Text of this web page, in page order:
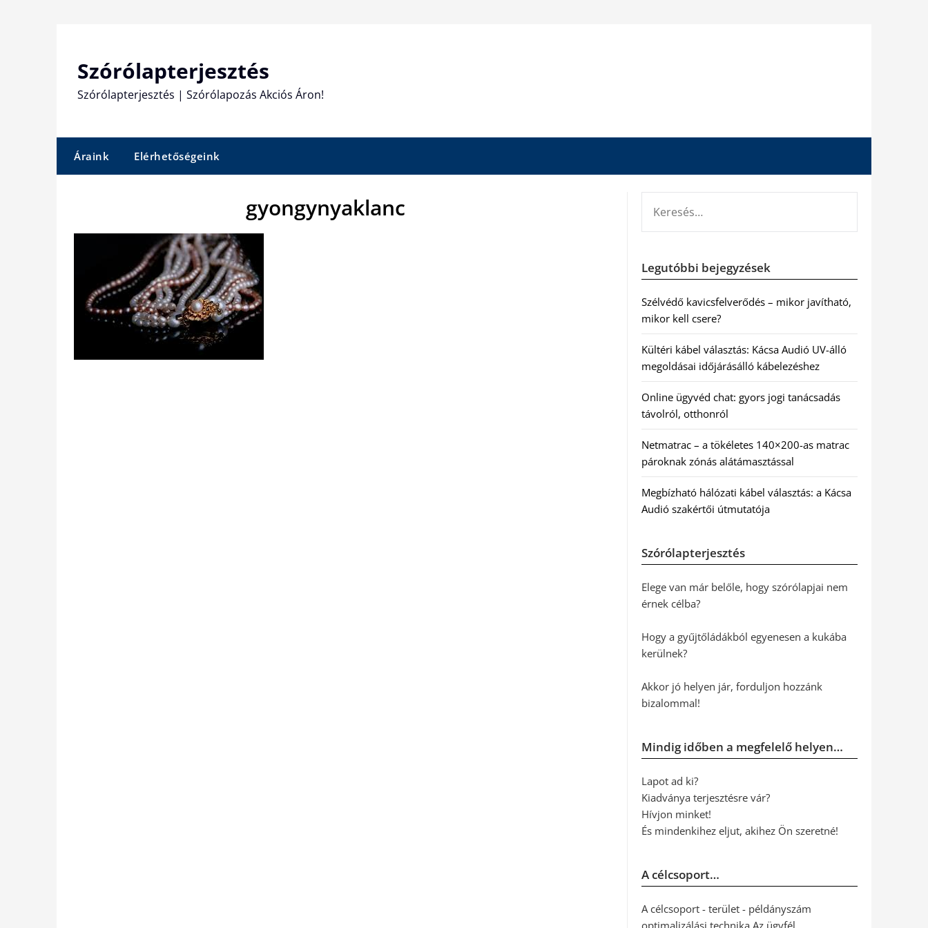
Szórólapterjesztés
Szórólapterjesztés | Szórólapozás Akciós Áron!
Áraink Elérhetőségeink
gyongynyaklanc
Legutóbbi bejegyzések
Szélvédő kavicsfelverődés – mikor javítható,
mikor kell csere?
Kültéri kábel választás: Kácsa Audió UV-álló
megoldásai időjárásálló kábelezéshez
Online ügyvéd chat: gyors jogi tanácsadás
távolról, otthonról
Netmatrac – a tökéletes 140×200-as matrac
pároknak zónás alátámasztással
Megbízható hálózati kábel választás: a Kácsa
Audió szakértői útmutatója
Szórólapterjesztés
Elege van már belőle, hogy szórólapjai nem
érnek célba?
Hogy a gyűjtőládákból egyenesen a kukába
kerülnek?
Akkor jó helyen jár, forduljon hozzánk
bizalommal!
Mindig időben a megfelelő helyen…
Lapot ad ki?
Kiadványa terjesztésre vár?
Hívjon minket!
És mindenkihez eljut, akihez Ön szeretné!
A célcsoport…
A célcsoport - terület - példányszám
optimalizálási technika Az ügyfél